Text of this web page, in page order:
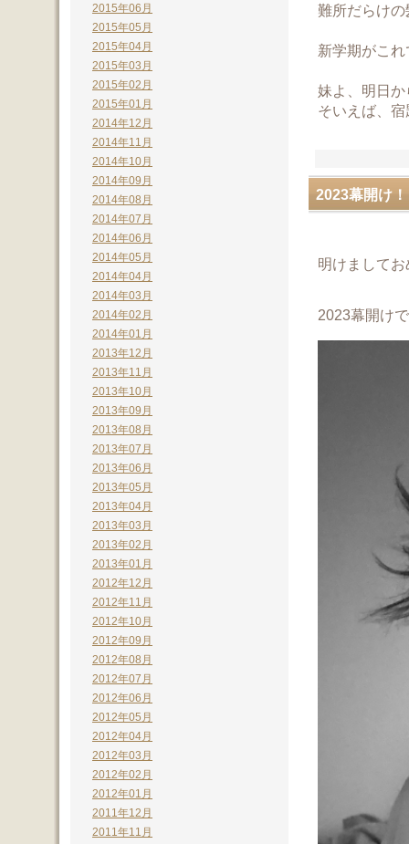
難所だらけ
新学期がこ
妹よ、明日
そいえば、
2023幕開け
明けまして
2023幕開け
2015年06月
2015年05月
2015年04月
2015年03月
2015年02月
2015年01月
2014年12月
2014年11月
2014年10月
2014年09月
2014年08月
2014年07月
2014年06月
2014年05月
2014年04月
2014年03月
2014年02月
2014年01月
2013年12月
2013年11月
2013年10月
2013年09月
2013年08月
2013年07月
2013年06月
2013年05月
2013年04月
2013年03月
2013年02月
2013年01月
2012年12月
2012年11月
2012年10月
2012年09月
2012年08月
2012年07月
2012年06月
2012年05月
2012年04月
2012年03月
2012年02月
2012年01月
2011年12月
2011年11月